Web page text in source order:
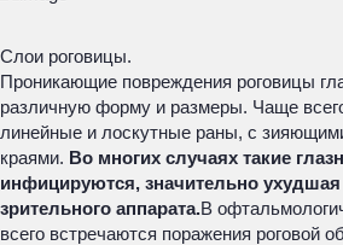
Слои роговицы.
Проникающие повреждения роговицы
различную форму и размеры. Чаще
линейные и лоскутные раны, с
краями. Во многих случаях такие
инфицируются, значительно ухудшая
зрительного аппарата.В
всего встречаются поражения роговой